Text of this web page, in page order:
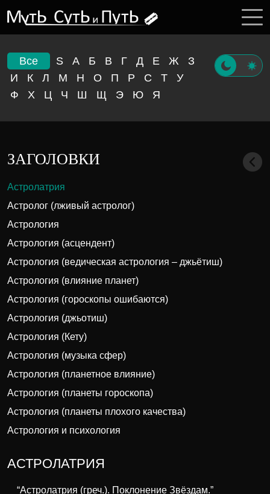
Все S А Б В Г Д Е Ж
З
И
К Л М Н О П Р С Т
У
Ф
Х Ц Ч Ш Щ Э Ю Я
ЗАГОЛОВКИ
Астролатрия
Астролог (лживый астролог)
Астрология
Астрология (асцендент)
Астрология (ведическая астрология – джьётиш)
Астрология (влияние планет)
Астрология (гороскопы ошибаются)
Астрология (джьотиш)
Астрология (Кету)
Астрология (музыка сфер)
Астрология (планетное влияние)
Астрология (планеты гороскопа)
Астрология (планеты плохого качества)
Астрология и психология
АСТРОЛАТРИЯ
“Астролатрия (греч.). Поклонение Звёздам.”